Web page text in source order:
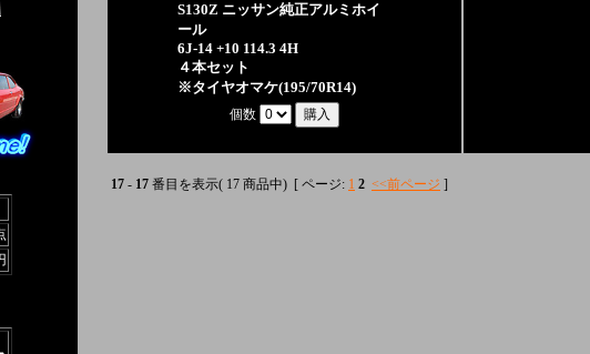
S130Z ニッサン純正アルミホイ
ール
6J-14 +10 114.3 4H
４本セット
※タイヤオマケ(195/70R14)
個数
17 - 17 番目を表示( 17 商品中) [ ページ: 1 2 <<前ページ ]